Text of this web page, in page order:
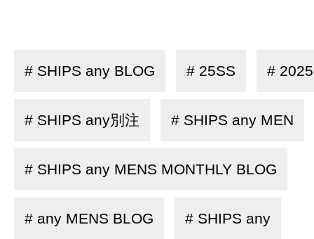
# SHIPS any BLOG # 25SS #
# SHIPS any別注 # SHIPS any MEN
# SHIPS any MENS MONTHLY BLOG
# any MENS BLOG # SHIPS any